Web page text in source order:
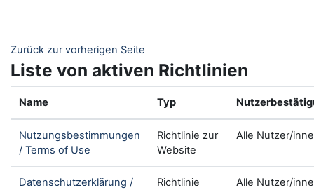
Zurück zur vorherigen Seite
Liste von aktiven Richtlinien
Name Typ
Nutzungsbestimmungen
/ Terms of Use
Richtlinie zur
Website
Alle Nutzer/
Datenschutzerklärung /
Richtlinie
Alle Nutzer/